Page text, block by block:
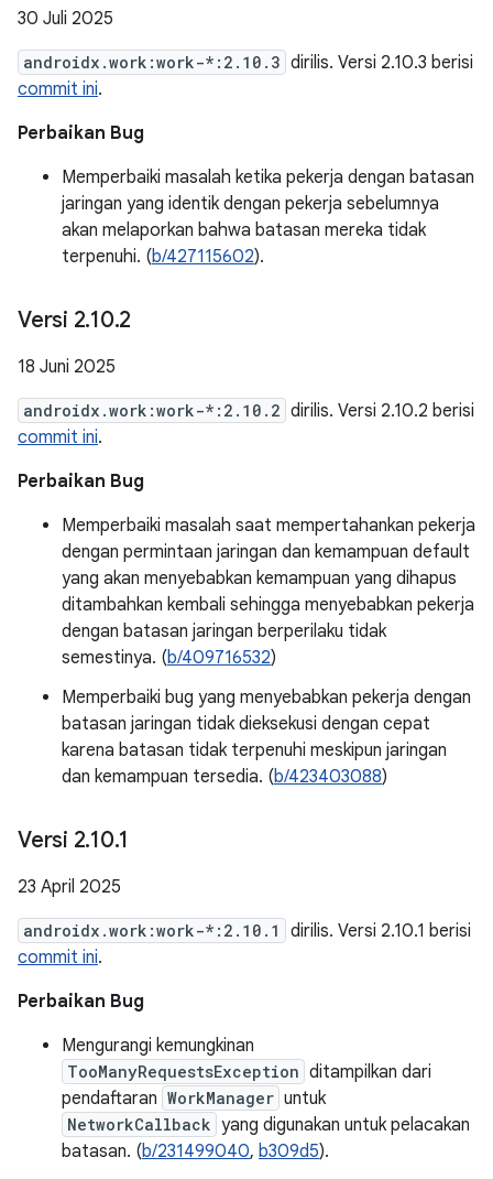
30 Juli 2025
androidx.work:work-*:2.10.3 dirilis. Versi 2.10.3 berisi
commit ini.
Perbaikan Bug
Memperbaiki masalah ketika pekerja dengan batasan
jaringan yang identik dengan pekerja sebelumnya
akan melaporkan bahwa batasan mereka tidak
terpenuhi. (b/427115602).
Versi 2.10.2
18 Juni 2025
androidx.work:work-*:2.10.2 dirilis. Versi 2.10.2 berisi
commit ini.
Perbaikan Bug
Memperbaiki masalah saat mempertahankan pekerja
dengan permintaan jaringan dan kemampuan default
yang akan menyebabkan kemampuan yang dihapus
ditambahkan kembali sehingga menyebabkan pekerja
dengan batasan jaringan berperilaku tidak
semestinya. (b/409716532)
Memperbaiki bug yang menyebabkan pekerja dengan
batasan jaringan tidak dieksekusi dengan cepat
karena batasan tidak terpenuhi meskipun jaringan
dan kemampuan tersedia. (b/423403088)
Versi 2.10.1
23 April 2025
androidx.work:work-*:2.10.1
dirilis. Versi 2.10.1 berisi
commit ini.
Perbaikan Bug
Mengurangi kemungkinan
TooManyRequestsException ditampilkan dari
pendaftaran WorkManager untuk
NetworkCallback yang digunakan untuk pelacakan
batasan. (b/231499040, b309d5).